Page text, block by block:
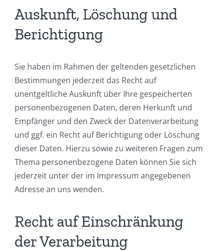
Auskunft, Löschung und
Berichtigung
Sie haben im Rahmen der geltenden gesetzlichen
Bestimmungen jederzeit das Recht auf
unentgeltliche Auskunft über Ihre gespeicherten
personenbezogenen Daten, deren Herkunft und
Empfänger und den Zweck der Datenverarbeitung
und ggf. ein Recht auf Berichtigung oder Löschung
dieser Daten. Hierzu sowie zu weiteren Fragen zum
Thema personenbezogene Daten können Sie sich
jederzeit unter der im Impressum angegebenen
Adresse an uns wenden.
Recht auf Einschränkung
der Verarbeitung